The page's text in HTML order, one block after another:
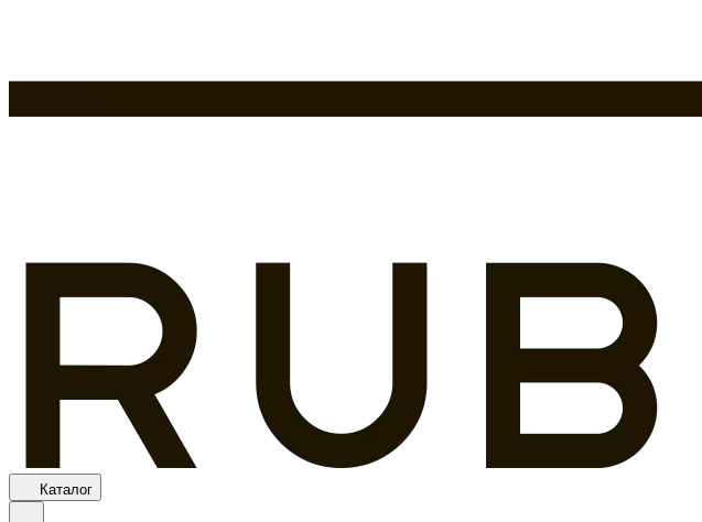
Каталог